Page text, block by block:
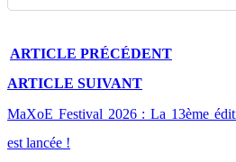
ARTICLE PRÉCÉDENT
ARTICLE SUIVANT
MaXoE Festival 2026 : La 13ème
est lancée !